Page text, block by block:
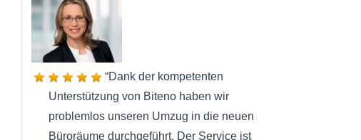
Dank der kompetenten
Unterstützung von Biteno haben wir
problemlos unseren Umzug in die neuen
Büroräume durchgeführt. Der Service ist